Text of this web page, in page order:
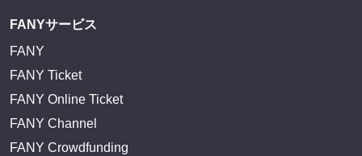
FANYサービス
FANY
FANY Ticket
FANY Online Ticket
FANY Channel
FANY Crowdfunding